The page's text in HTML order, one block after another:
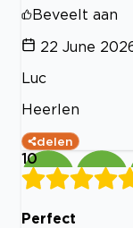
Beveelt aan
22 June
Luc
Heerlen
delen
10
Perfect